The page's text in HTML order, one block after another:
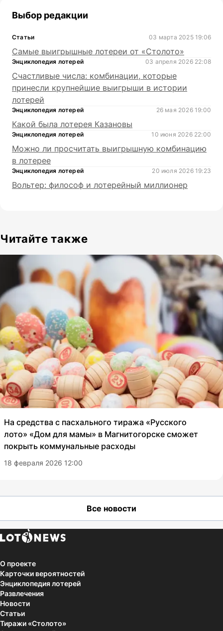
Выбор редакции
Статьи 03 марта 2025 19:06
Самые выигрышные лотереи от «Столото»
Энциклопедия лотерей 03 апреля 2026 22:08
Счастливые числа: комбинации, которые
принесли крупнейшие выигрыши в истории
лотерей
Энциклопедия лотерей 26 мая 2026 19:00
Какой была лотерея Казановы
Энциклопедия лотерей 10 июня 2026 22:00
Можно ли просчитать выигрышную комбинацию
в лотерее
Энциклопедия лотерей 20 июля 2026 19:23
Вольтер: философ и лотерейный миллионер
Читайте также
На средства с пасхального тиража «Русского
лото» «Дом для мамы» в Магнитогорске сможет
покрыть коммунальные расходы
18 февраля 2026 12:00
Все новости
О проекте
Карточки вероятностей
Энциклопедия лотерей
Развлечения
Новости
Статьи
Тиражи «Столото»